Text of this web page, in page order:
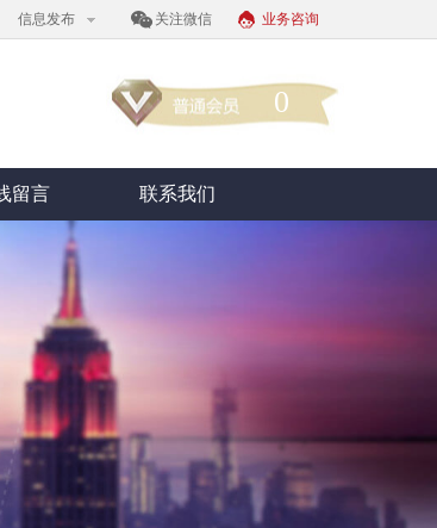
业务咨询
关注微信
信息发布
0
留言 联系我们